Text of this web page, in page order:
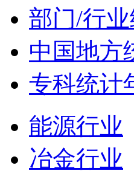
部门/行
中国地方
专科统计
能源行业
冶金行业